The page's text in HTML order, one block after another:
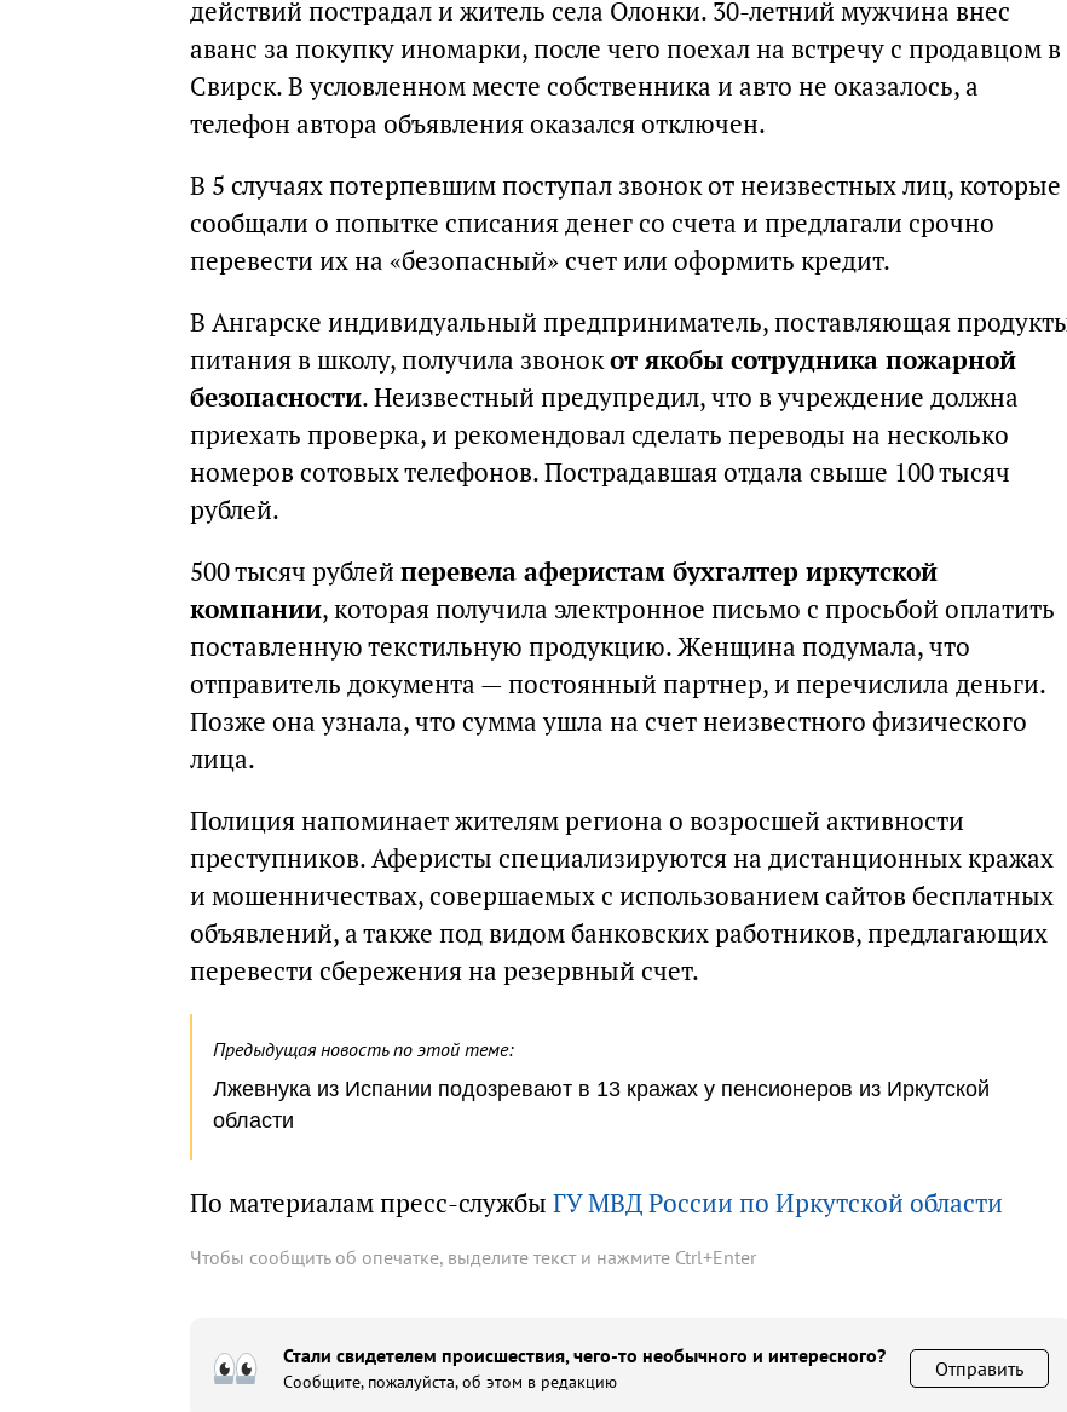
действий пострадал и житель села Олонки. 30-летний мужчина внес
аванс за покупку иномарки, после чего поехал на встречу с продавцом в
Свирск. В условленном месте собственника и авто не оказалось, а
телефон автора объявления оказался отключен.
В 5 случаях потерпевшим поступал звонок от неизвестных лиц, которые
сообщали о попытке списания денег со счета и предлагали срочно
перевести их на «безопасный» счет или оформить кредит.
В Ангарске индивидуальный предприниматель, поставляющая
питания в школу, получила звонокот якобы сотрудника пожарной
безопасности. Неизвестный предупредил, что в учреждение должна
приехать проверка, и рекомендовал сделать переводы на несколько
номеров сотовых телефонов. Пострадавшая отдала свыше 100 тысяч
рублей.
500 тысяч рублей перевела аферистам бухгалтер иркутской
компании, которая получила электронное письмо с просьбой оплатить
поставленную текстильную продукцию. Женщина подумала, что
отправитель документа — постоянный партнер, и перечислила деньги.
Позже она узнала, что сумма ушла на счет неизвестного физического
лица.
Полиция напоминает жителям региона о возросшей активности
преступников. Аферисты специализируются на дистанционных кражах
и мошенничествах, совершаемых с использованием сайтов бесплатных
объявлений, а также под видом банковских работников, предлагающих
перевести сбережения на резервный счет.
Предыдущая новость по этой теме:
Лжевнука из Испании подозревают в 13 кражах у пенсионеров из Иркутской
области
По материалам пресс-службы ГУ МВД России по Иркутской области
Чтобы сообщить об опечатке, выделите текст и нажмите Ctrl+Enter
Стали свидетелем происшествия, чего-то необычного и интересного?
Сообщите, пожалуйста, об этом в редакцию
Отправить